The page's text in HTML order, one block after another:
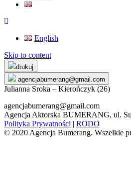
English
Skip to content
drukuj
agencjabumerang@gmail.com
Julianna Sroka – Kierończyk (26)
agencjabumerang@gmail.com
Agencja Aktorska BUMERANG, ul.
Polityka Prywatności | RODO
© 2020 Agencja Bumerang. Wszelkie